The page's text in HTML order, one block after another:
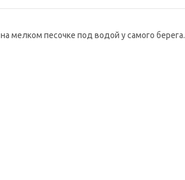
мелком песочке под водой у самого берега.